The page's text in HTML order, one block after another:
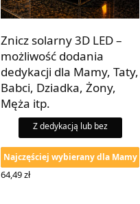
Znicz solarny 3D LED –
możliwość dodania
dedykacji dla Mamy, Taty,
Babci, Dziadka, Żony,
Męża itp.
Z dedykacją lub bez
Najczęściej wybierany dla Mamy
64,49zł